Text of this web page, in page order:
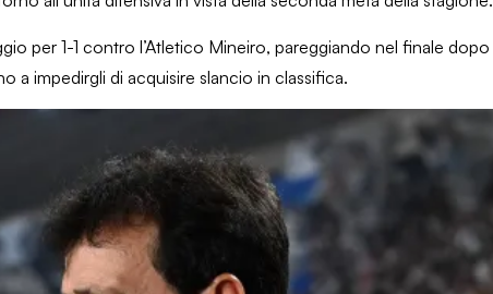
per 1-1 contro l’Atletico Mineiro, pareggiando nel finale dopo
a impedirgli di acquisire slancio in classifica.